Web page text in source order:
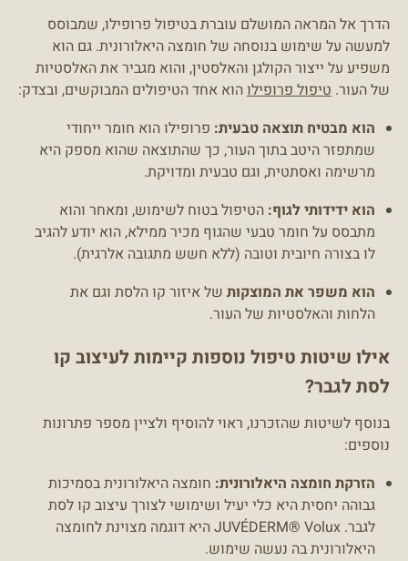
הדרך אל המראה המושלם עוברת בטיפול פרופילו, שמבוסס
למעשה על שימוש בנוסחה של חומצה היאלורונית. גם הוא
משפיע על ייצור הקולגן והאלסטין, והוא מגביר את האלסטיות
של העור. טיפול פרופילוהוא אחד הטיפולים המבוקשים, ובצדק:
הוא מבטיח תוצאה טבעית: פרופילו הוא חומר ייחודי
שמתפזר היטב בתוך העור, כך שהתוצאה שהוא מספק היא
מרשימה ואסתטית, וגם טבעית ומדויקת.
הוא ידידותי לגוף: הטיפול בטוח לשימוש, ומאחר והוא
מתבסס על חומר טבעי שהגוף מכיר ממילא, הוא יודע להגיב
לו בצורה חיובית וטובה (ללא חשש מתגובה אלרגית).
הוא משפר את המוצקות של איזור קו הלסת וגם את
הלחות והאלסטיות של העור.
אילו שיטות טיפול נוספות קיימות לעיצוב קו
לסת לגבר?
בנוסף לשיטות שהזכרנו, ראוי להוסיף ולציין מספר פתרונות
נוספים:
הזרקת חומצה היאלורונית: חומצה היאלורונית בסמיכות
גבוהה יחסית היא כלי יעיל ושימושי לצורך עיצוב קו לסת
לגבר. JUVÉDERM® Volux היא דוגמה מצוינת לחומצה
היאלורונית בה נעשה שימוש.